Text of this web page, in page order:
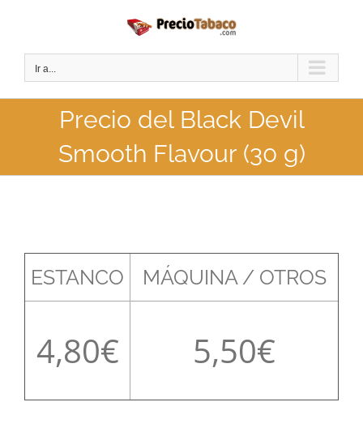
contenido
Ir a...
Precio del Black Devil
Smooth Flavour (30 g)
ESTANCO MÁQUINA / OTROS
4,80 5,50